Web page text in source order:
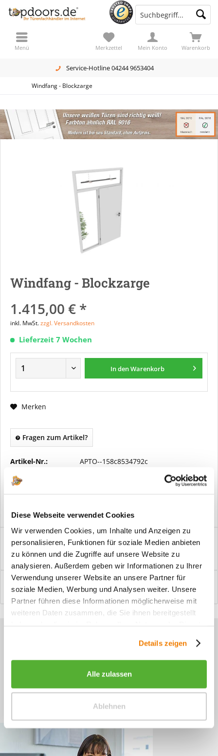
Diese Webseite verwendet Cookies
Wir verwenden Cookies, um Inhalte und Anzeigen zu
personalisieren, Funktionen für soziale Medien anbieten
zu können und die Zugriffe auf unsere Website zu
analysieren. Außerdem geben wir Informationen zu Ihrer
Verwendung unserer Website an unsere Partner für
soziale Medien, Werbung und Analysen weiter. Unsere
Partner führen diese Informationen möglicherweise mit
weiteren Daten zusammen, die Sie ihnen bereitgestellt
Details zeigen
Alle zulassen
Ablehnen
Service-Hotline 04244 9653404
Warenkorb
Merkzettel Mein Konto
Menü
Windfang - Blockzarge
Windfang - Blockzarge
1.415,00 € *
inkl. MwSt.zzgl. Versandkosten
Lieferzeit 7 Wochen
In denWarenkorb
Merken
Fragen zum Artikel?
Artikel-Nr.: APTO--158c8534792c
Vorteile
Windfangelemente online am Bildschirm konfigurieren und
einbaufertig bestellen. In wenigen...
Bewertungen
0
Bewertungen lesen, schreiben und diskutieren...mehr
Sie haben Fragen zu unseren
+49 (0)4244 965 34 04
Mo - Do, 09:00 - 16:00 Uhr
und Fr, 09:00 - 13:00 Uhr